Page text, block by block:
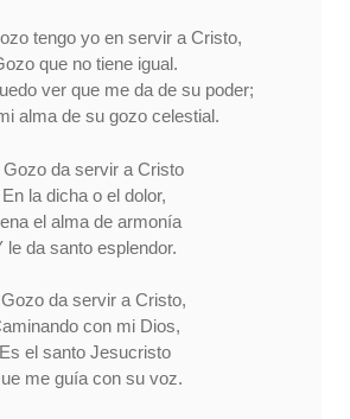
tengo yo en servir a Cristo,
que no tiene igual.
ver que me da de su poder;
alma de su gozo celestial.
Gozo da servir a Cristo
En la dicha o el dolor,
el alma de armonía
le da santo esplendor.
Gozo da servir a Cristo,
con mi Dios,
Es el santo Jesucristo
me guía con su voz.